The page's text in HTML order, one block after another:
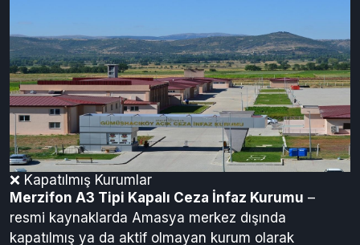
Amasya Cezaevleri 2025 Rehberi: E‑Tipi Kapalı
Cezaevi & Denetimli Serbestlik